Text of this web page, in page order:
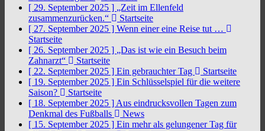
[ 29. September 2025 ] „Zeit im Ellenfeld
zusammenzurücken.“
Startseite
[ 27. September 2025 ] Wenn einer eine Reise tut …
Startseite
[ 26. September 2025 ] „Das ist wie ein Besuch beim
Zahnarzt“
Startseite
[ 22. September 2025 ] Ein gebrauchter Tag
Startseite
[ 19. September 2025 ] Ein Schlüsselspiel für die weitere
Saison?
Startseite
[ 18. September 2025 ] Aus eindrucksvollen Tagen zum
Denkmal des Fußballs
News
[ 15. September 2025 ] Ein mehr als gelungener Tag für